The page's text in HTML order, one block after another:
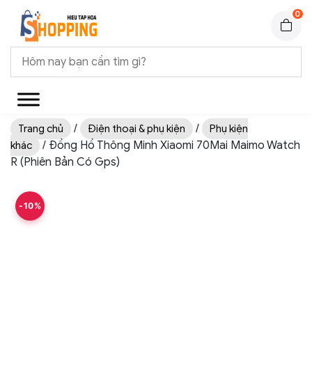
0
Trang chủ / Điện thoại & phụ kiện /
Phụ kiện
khác
/ Đồng Hồ Thông Minh Xiaomi 70Mai Maimo Watch
R (Phiên Bản Có Gps)
-10%